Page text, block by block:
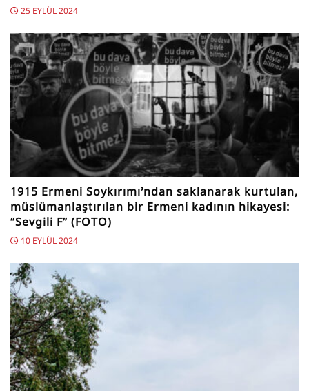
25 EYLÜL 2024
1915 Ermeni Soykırımı’ndan saklanarak kurtulan,
müslümanlaştırılan bir Ermeni kadının hikayesi:
“Sevgili F” (FOTO)
10 EYLÜL 2024